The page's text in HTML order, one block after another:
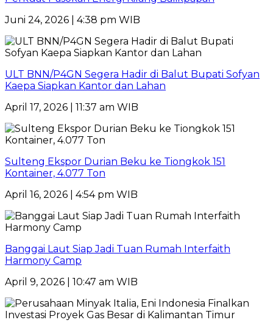
Juni 24, 2026 | 4:38 pm WIB
ULT BNN/P4GN Segera Hadir di Balut Bupati Sofyan
Kaepa Siapkan Kantor dan Lahan
April 17, 2026 | 11:37 am WIB
Sulteng Ekspor Durian Beku ke Tiongkok 151
Kontainer, 4.077 Ton
April 16, 2026 | 4:54 pm WIB
Banggai Laut Siap Jadi Tuan Rumah Interfaith
Harmony Camp
April 9, 2026 | 10:47 am WIB